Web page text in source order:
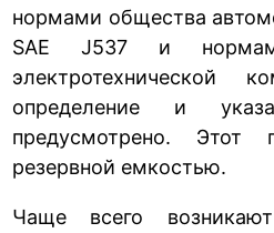
нормами общества
SAE J537 и
электротехнической
определение и
предусмотрено. Этот
резервной емкостью.
Чаще всего